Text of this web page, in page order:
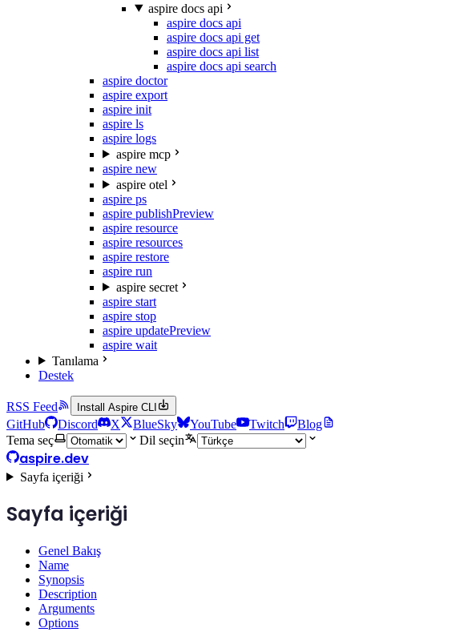
aspire docs api
aspire docs api
aspire docs api get
aspire docs api list
aspire docs api search
aspire doctor
aspire export
aspire init
aspire ls
aspire logs
aspire mcp
aspire new
aspire otel
aspire ps
aspire publishPreview
aspire resource
aspire resources
aspire restore
aspire run
aspire secret
aspire start
aspire stop
aspire updatePreview
aspire wait
Tanılama
Destek
RSS Feed Install Aspire CLI
GitHub Discord X BlueSky YouTube Twitch
Blog
Tema seç
Dil seçin
aspire.dev
Sayfa içeriği
Sayfa içeriği
Genel Bakış
Name
Synopsis
Description
Arguments
Options